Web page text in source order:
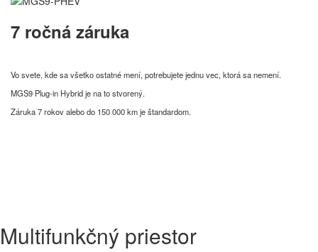
7 ročná záruka
Vo svete, kde sa všetko ostatné mení, potrebujete jednu vec, ktorá sa nemení.
MGS9 Plug-in Hybrid je na to stvorený.
Záruka 7 rokov alebo do 150 000 km je štandardom.
Multifunkčný priestor